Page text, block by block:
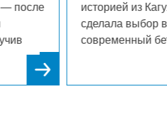
региона Молдовы
ELKON, приобретя
завод. Решение было
от коллег по отрасли,
репутацию бренда